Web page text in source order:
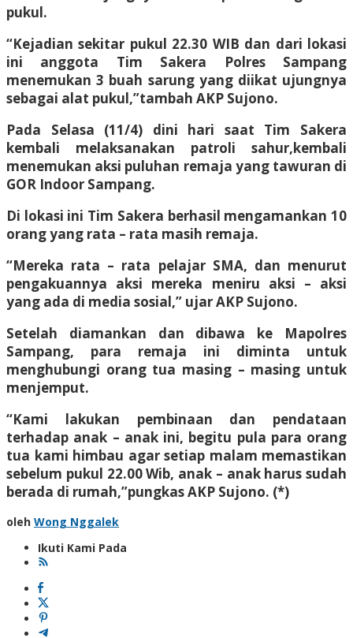
pukul.
“Kejadian sekitar pukul 22.30 WIB dan dari lokasi
ini anggota Tim Sakera Polres Sampang
menemukan 3 buah sarung yang diikat ujungnya
sebagai alat pukul,”tambah AKP Sujono.
Pada Selasa (11/4) dini hari saat Tim Sakera
kembali melaksanakan patroli sahur,kembali
menemukan aksi puluhan remaja yang tawuran di
GOR Indoor Sampang.
Di lokasi ini Tim Sakera berhasil mengamankan 10
orang yang rata – rata masih remaja.
“Mereka rata – rata pelajar SMA, dan menurut
pengakuannya aksi mereka meniru aksi – aksi
yang ada di media sosial,” ujar AKP Sujono.
Setelah diamankan dan dibawa ke Mapolres
Sampang, para remaja ini diminta untuk
menghubungi orang tua masing – masing untuk
menjemput.
“Kami lakukan pembinaan dan pendataan
terhadap anak – anak ini, begitu pula para orang
tua kami himbau agar setiap malam memastikan
sebelum pukul 22.00 Wib, anak – anak harus sudah
berada di rumah,”pungkas AKP Sujono. (*)
oleh Wong Nggalek
Ikuti Kami Pada